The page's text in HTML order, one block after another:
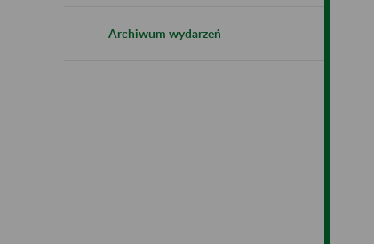
Archiwum wydarzeń